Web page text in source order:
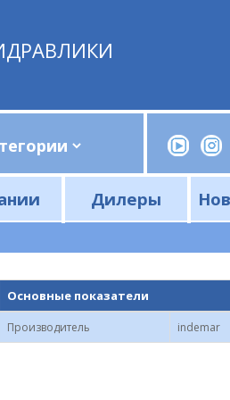
Дилеры
Основные показатели
Производитель indemar